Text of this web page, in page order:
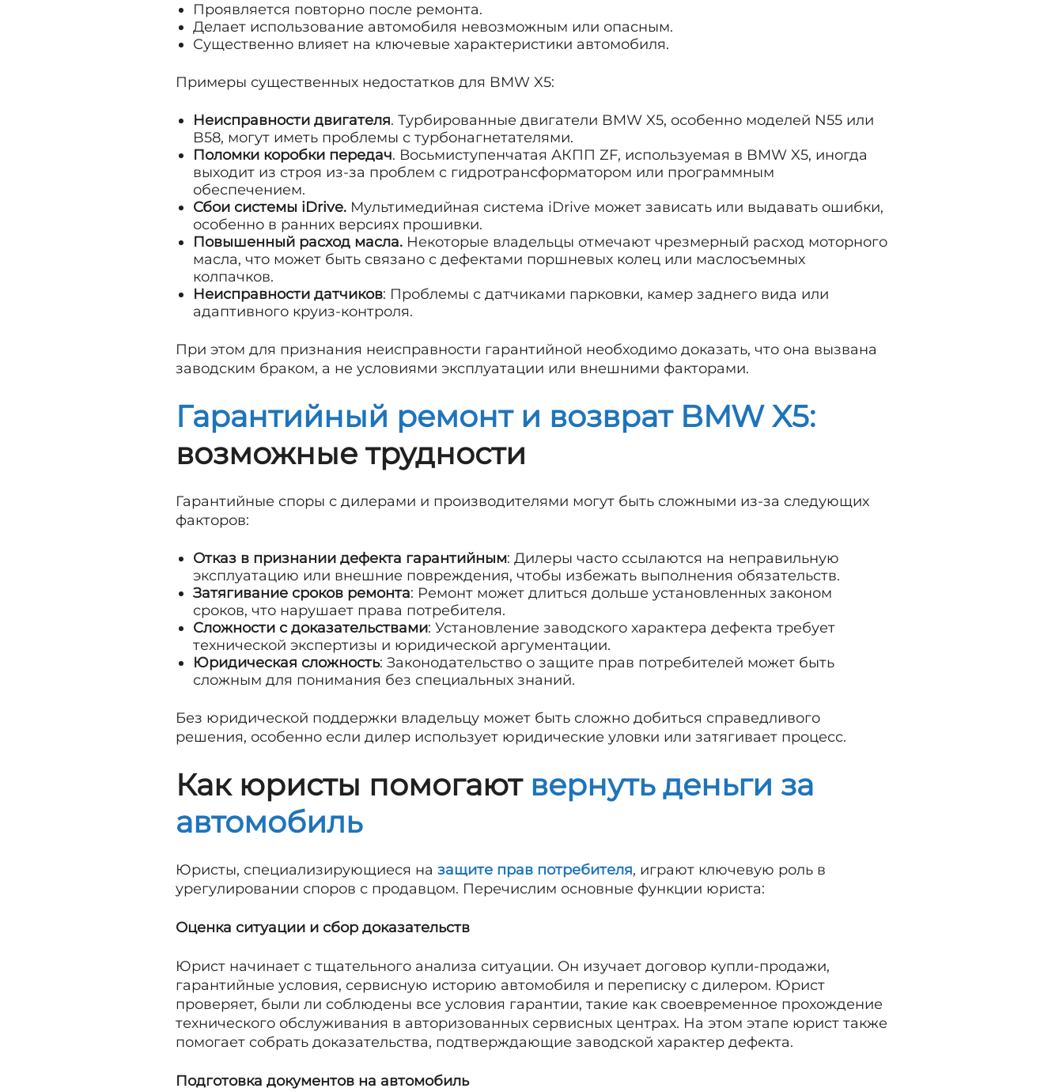
Проявляется повторно после ремонта.
Делает использование автомобиля невозможным или опасным.
Существенно влияет на ключевые характеристики автомобиля.
Примеры существенных недостатков для BMW X5:
Неисправности двигателя. Турбированные двигатели BMW X5, особенно моделей N55 или
B58, могут иметь проблемы с турбонагнетателями.
Поломки коробки передач. Восьмиступенчатая АКПП ZF, используемая в BMW X5, иногда
выходит из строя из-за проблем с гидротрансформатором или программным
обеспечением.
Сбои системы iDrive. Мультимедийная система iDrive может зависать или выдавать ошибки,
особенно в ранних версиях прошивки.
Повышенный расход масла. Некоторые владельцы отмечают чрезмерный расход моторного
масла, что может быть связано с дефектами поршневых колец или маслосъемных
колпачков.
Неисправности датчиков: Проблемы с датчиками парковки, камер заднего вида или
адаптивного круиз-контроля.
При этом для признания неисправности гарантийной необходимо доказать, что она вызвана
заводским браком, а не условиями эксплуатации или внешними факторами.
Гарантийный ремонт и возврат BMW X5:
возможные трудности
Гарантийные споры с дилерами и производителями могут быть сложными из-за следующих
факторов:
Отказ в признании дефекта гарантийным: Дилеры часто ссылаются на неправильную
эксплуатацию или внешние повреждения, чтобы избежать выполнения обязательств.
Затягивание сроков ремонта: Ремонт может длиться дольше установленных законом
сроков, что нарушает права потребителя.
Сложности с доказательствами: Установление заводского характера дефекта требует
технической экспертизы и юридической аргументации.
Юридическая сложность: Законодательство о защите прав потребителей может быть
сложным для понимания без специальных знаний.
Без юридической поддержки владельцу может быть сложно добиться справедливого
решения, особенно если дилер использует юридические уловки или затягивает процесс.
Как юристы помогают вернуть деньги за
автомобиль
Юристы, специализирующиеся на защите прав потребителя, играют ключевую роль в
урегулировании споров с продавцом. Перечислим основные функции юриста:
Оценка ситуации и сбор доказательств
Юрист начинает с тщательного анализа ситуации. Он изучает договор купли-продажи,
гарантийные условия, сервисную историю автомобиля и переписку с дилером. Юрист
проверяет, были ли соблюдены все условия гарантии, такие как своевременное прохождение
технического обслуживания в авторизованных сервисных центрах. На этом этапе юрист также
помогает собрать доказательства, подтверждающие заводской характер дефекта.
Подготовка документов на автомобиль